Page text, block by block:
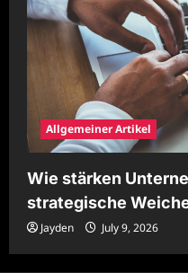
Allgemeiner Artikel
Wie stärken
strategische
Jayden July 9, 2026